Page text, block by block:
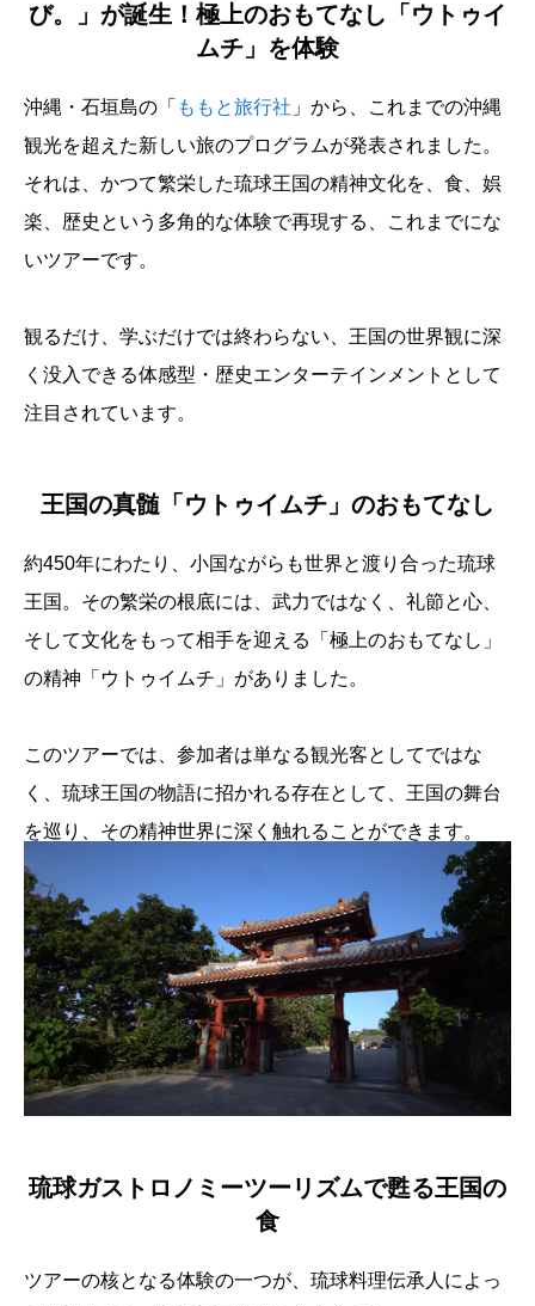
び。」が誕生！極上のおもてなし「ウトゥイ
ムチ」を体験
沖縄・石垣島の「 ももと旅行社 」から、これまでの沖縄
観光を超えた新しい旅のプログラムが発表されました。
それは、かつて繁栄した琉球王国の精神文化を、食、娯
楽、歴史という多角的な体験で再現する、これまでにな
いツアーです。
観るだけ、学ぶだけでは終わらない、王国の世界観に深
く没入できる体感型・歴史エンターテインメントとして
注目されています。
王国の真髄「ウトゥイムチ」のおもてなし
約450年にわたり、小国ながらも世界と渡り合った琉球
王国。その繁栄の根底には、武力ではなく、礼節と心、
そして文化をもって相手を迎える「極上のおもてなし」
の精神「ウトゥイムチ」がありました。
このツアーでは、参加者は単なる観光客としてではな
く、琉球王国の物語に招かれる存在として、王国の舞台
を巡り、その精神世界に深く触れることができます。
琉球ガストロノミーツーリズムで甦る王国の
食
ツアーの核となる体験の一つが、琉球料理伝承人によっ